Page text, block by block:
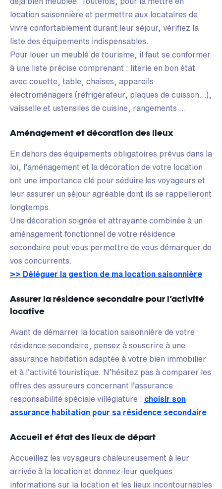
location saisonnière et permettre aux locataires de
vivre confortablement durant leur séjour, vérifiez la
liste des équipements indispensables.
Pour louer un meublé de tourisme, il faut se conformer
à une liste précise comprenant : literie en bon état
avec couette, table, chaises, appareils
électroménagers (réfrigérateur, plaques de cuisson…),
vaisselle et ustensiles de cuisine, rangements …
Aménagement et décoration des lieux
En dehors des équipements obligatoires prévus dans la
loi, l’aménagement et la décoration de votre location
ont une importance clé pour séduire les voyageurs et
leur assurer un séjour agréable dont ils se rappelleront
longtemps.
Une décoration soignée et attrayante combinée à un
aménagement fonctionnel de votre résidence
secondaire peut vous permettre de vous démarquer de
vos concurrents.
>> Déléguer la gestion de ma location saisonnière
Assurer la résidence secondaire pour l’activité
locative
Avant de démarrer la location saisonnière de votre
résidence secondaire, pensez à souscrire à une
assurance habitation adaptée à votre bien immobilier
et à l’activité touristique. N’hésitez pas à comparer les
offres des assureurs concernant l’assurance
responsabilité spéciale villégiature : choisir son
assurance habitation pour sa résidence secondaire
Accueil et état des lieux de départ
Accueillez les voyageurs chaleureusement à leur
arrivée à la location et donnez-leur quelques
informations sur la location et les lieux incontournables